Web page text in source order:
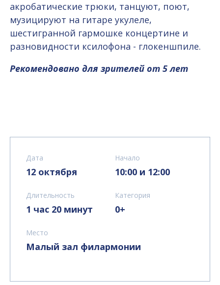
акробатические трюки, танцуют, поют,
музицируют на гитаре укулеле,
шестигранной гармошке концертине и
разновидности ксилофона - глокеншпиле.
Рекомендовано для зрителей от 5 лет
Дата
12 октября
Начало
10:00 и 12:00
Длительность
1 час 20 минут
Категория
0+
Место
Малый зал филармонии